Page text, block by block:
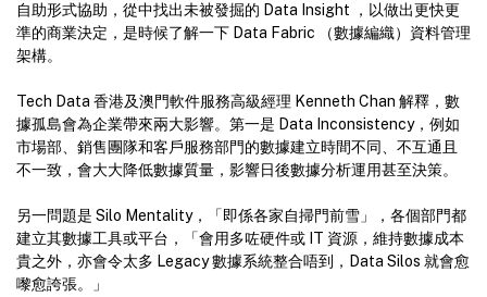
自助形式協助，從中找出未被發掘的 Data Insight ，以做出更快更
準的商業決定，是時候了解一下 Data Fabric （數據編織）資料管理
架構。
Tech Data 香港及澳門軟件服務高級經理 Kenneth Chan 解釋，數
據孤島會為企業帶來兩大影響。第一是 Data Inconsistency，例如
市場部、銷售團隊和客戶服務部門的數據建立時間不同、不互通且
不一致，會大大降低數據質量，影響日後數據分析運用甚至決策。
另一問題是 Silo Mentality，「即係各家自掃門前雪」，各個部門都
建立其數據工具或平台，「會用多咗硬件或 IT 資源，維持數據成本
貴之外，亦會令太多 Legacy 數據系統整合唔到，Data Silos 就會愈
嚟愈誇張。」